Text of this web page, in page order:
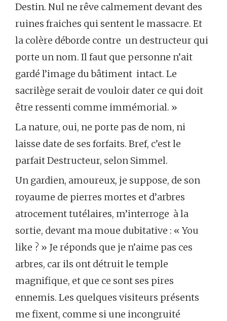
Destin. Nul ne rêve calmement devant des
ruines fraiches qui sentent le massacre. Et
la colère déborde contre un destructeur qui
porte un nom. Il faut que personne n’ait
gardé l’image du bâtiment intact. Le
sacrilège serait de vouloir dater ce qui doit
être ressenti comme immémorial. »
La nature, oui, ne porte pas de nom, ni
laisse date de ses forfaits. Bref, c’est le
parfait Destructeur, selon Simmel.
Un gardien, amoureux, je suppose, de son
royaume de pierres mortes et d’arbres
atrocement tutélaires, m’interroge à la
sortie, devant ma moue dubitative : « You
like ? » Je réponds que je n’aime pas ces
arbres, car ils ont détruit le temple
magnifique, et que ce sont ses pires
ennemis. Les quelques visiteurs présents
me fixent, comme si une incongruité